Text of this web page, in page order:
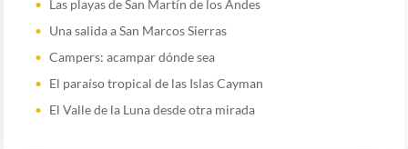
Las playas de San Martín de los Andes
Una salida a San Marcos Sierras
Campers: acampar dónde sea
El paraíso tropical de las Islas Cayman
El Valle de la Luna desde otra mirada